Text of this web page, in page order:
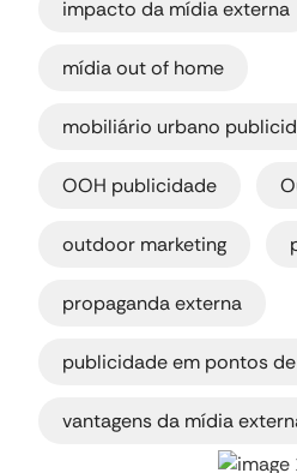
impacto da mídia externa
mídia out of home
mobiliário urbano
OOH publicidade
outdoor marketing
propaganda externa
publicidade em pontos
vantagens da mídia